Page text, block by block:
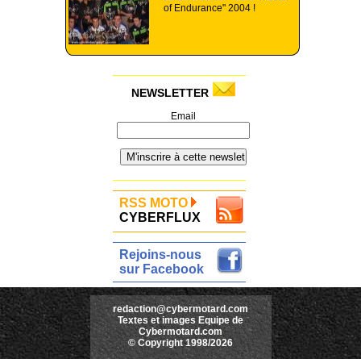
of Endurance" 2004 !
NEWSLETTER
Email
RSS MOTO
CYBERFLUX
Rejoins-nous
sur Facebook
redaction@cybermotard.com
Textes et images Equipe de
Cybermotard.com
© Copyright 1998/2026